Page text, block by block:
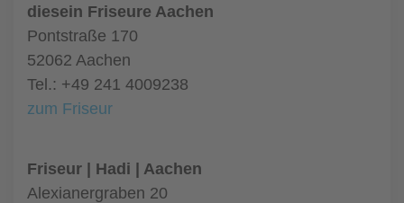
diesein Friseure Aachen
Pontstraße 170
52062 Aachen
Tel.: +49 241 4009238
zum Friseur
Friseur | Hadi | Aachen
Alexianergraben 20